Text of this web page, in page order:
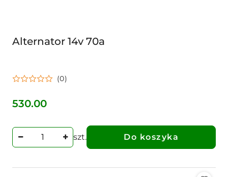
Alternator 14v 70a
(0)
Cena:
530.00
szt. Do koszyka